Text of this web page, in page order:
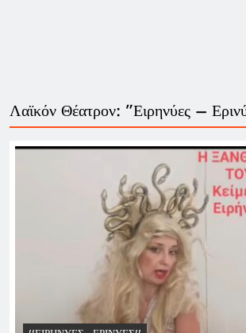
Λαϊκόν Θέατρον: ”Ειρηνύες –